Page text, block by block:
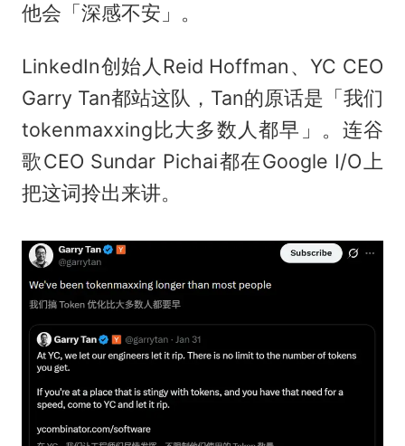
他会「深感不安」。
LinkedIn创始人Reid Hoffman、YC CEO
Garry Tan都站这队，Tan的原话是「我们
tokenmaxxing比大多数人都早」。连谷
歌CEO Sundar Pichai都在Google I/O上
把这词拎出来讲。